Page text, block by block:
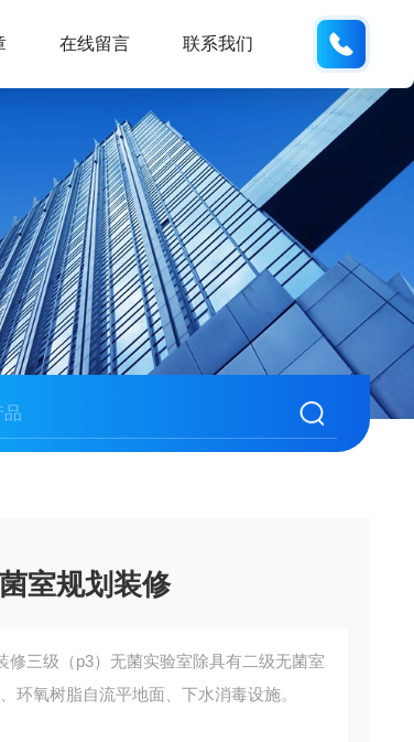
在线留言 联系我们
室规划装修
三级（p3）无菌实验室除具有二级无菌室
环氧树脂自流平地面、下水消毒设施。